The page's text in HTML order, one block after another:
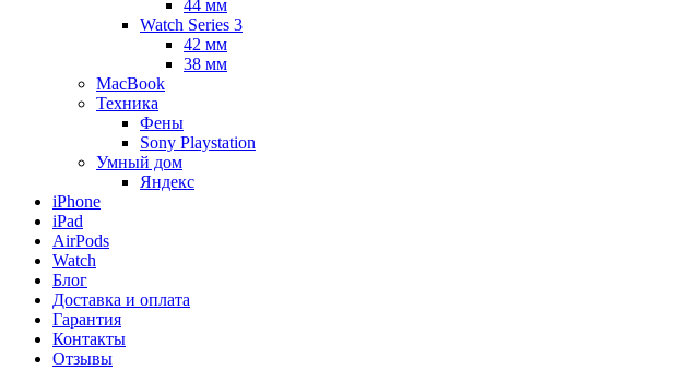
44 мм
Watch Series 3
42 мм
38 мм
MacBook
Техника
Фены
Sony Playstation
Умный дом
Яндекс
iPhone
iPad
AirPods
Watch
Блог
Доставка и оплата
Гарантия
Контакты
Отзывы